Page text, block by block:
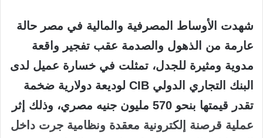
شهدت الأوساط المصرفية والمالية في مصر حالة
عارمة من الذهول والصدمة عقب تفجير واقعة
مدوية ومثيرة للجدل، تمثلت في خسارة عميل لدى
البنك التجاري الدولي CIB لوديعة دولارية ضخمة
تقدر قيمتها بنحو 570 مليون جنيه مصري، وذلك إثر
عملية قرصنة إلكترونية معقدة ونظامية جرت داخل